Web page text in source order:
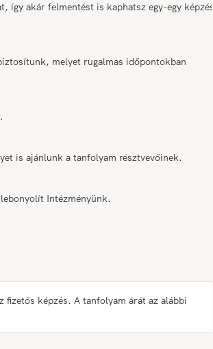
így akár felmentést is kaphatsz egy-egy képzési
melyet rugalmas időpontokban
is ajánlunk a tanfolyam résztvevőinek.
Intézményünk.
fizetős képzés. A tanfolyam árát az alábbi